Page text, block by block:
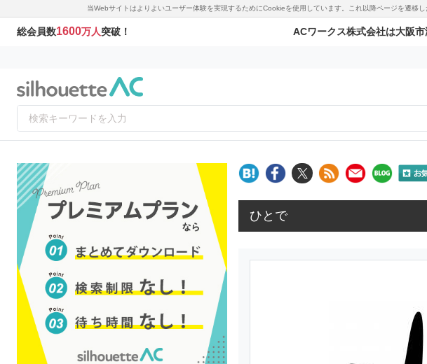
当Webサイトはよりよいユーザー体験を実現するためにCookieを使用しています。これ以降ページを遷
総会員数1600万人突破！ ACワークス株式会社は大阪
ひとで